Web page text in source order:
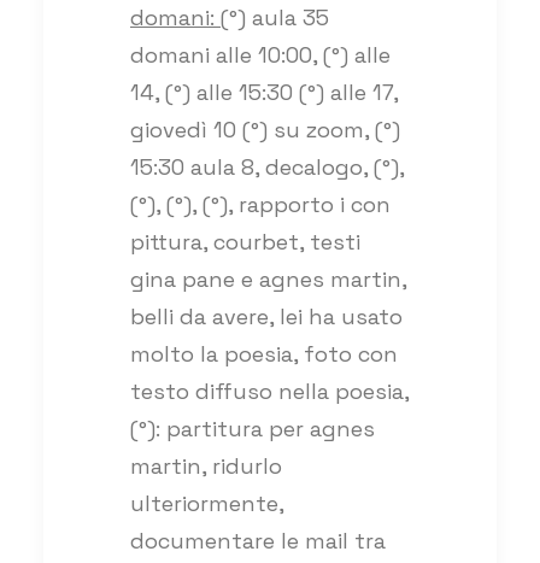
domani: (°) aula 35
domani alle 10:00, (°) alle
14, (°) alle 15:30 (°) alle 17,
giovedì 10 (°) su zoom, (°)
15:30 aula 8, decalogo, (°),
(°), (°), (°), rapporto i con
pittura, courbet, testi
gina pane e agnes martin,
belli da avere, lei ha usato
molto la poesia, foto con
testo diffuso nella poesia,
(°): partitura per agnes
martin, ridurlo
ulteriormente,
documentare le mail tra